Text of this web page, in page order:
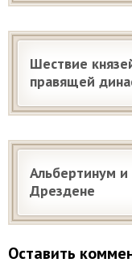
Шествие
правящей
Альбертинум и
Дрездене
Оставить